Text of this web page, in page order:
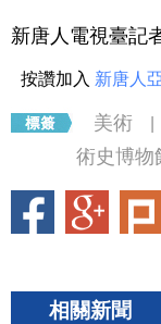
新唐人電視臺記
按讚加入 新唐人
美術
術史博物
相關新聞